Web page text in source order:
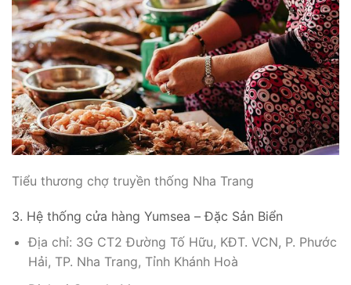
Tiểu thương chợ truyền thống Nha Trang
3. Hệ thống cửa hàng Yumsea – Đặc Sản Biển
Địa chỉ: 3G CT2 Đường Tố Hữu, KĐT. VCN, P. Phước
Hải, TP. Nha Trang, Tỉnh Khánh Hoà